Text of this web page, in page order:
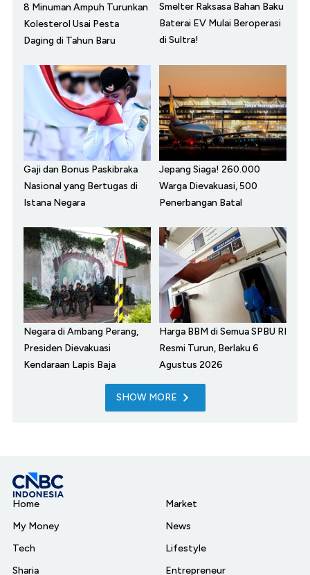
8 Minuman Ampuh Turunkan
Kolesterol Usai Pesta
Daging di Tahun Baru
Smelter Raksasa Bahan Baku
Baterai EV Mulai Beroperasi
di Sultra!
Gaji dan Bonus Paskibraka
Nasional yang Bertugas di
Istana Negara
Jepang Siaga! 260.000
Warga Dievakuasi, 500
Penerbangan Batal
Negara di Ambang Perang,
Presiden Dievakuasi
Kendaraan Lapis Baja
Harga BBM di Semua SPBU RI
Resmi Turun, Berlaku 6
Agustus 2026
SHOW MORE
Home
My Money
Tech
Sharia
Market
News
Lifestyle
Entrepreneur